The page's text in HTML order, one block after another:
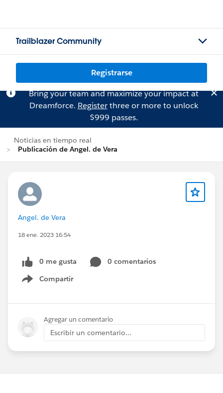
Trailblazer Community
Registrarse
Bring your team and maximize your impact at
Dreamforce. Registerthree or more to unlock
$999 passes.
Noticias en tiempo real
Publicación de Angel. de Vera
Angel. de Vera
18 ene. 2023 16:54
0 me gusta
0 comentarios
Compartir
Show menu
Agregar un comentario
Escribir un comentario...